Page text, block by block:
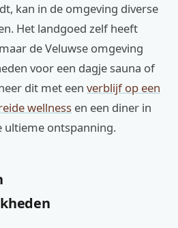
kan in de omgeving diverse
Het landgoed zelf heeft
de Veluwse omgeving
voor een dagje sauna of
dit met een verblijf op een
wellness en een diner in
ultieme ontspanning.